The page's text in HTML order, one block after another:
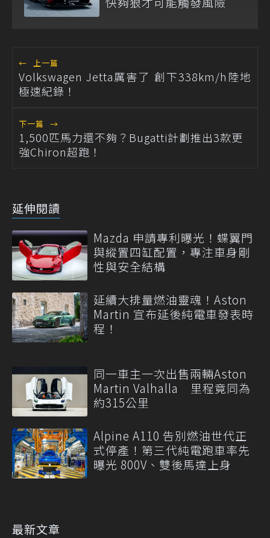
← 上一篇
Volkswagen Jetta厲害了 創下338km/h陸地
極速紀錄！
下一篇 →
1,500匹馬力還不夠？Bugatti計劃推出3款更
強Chiron超跑！
延伸閱讀
Mazda 申請專利曝光！蝶翼門
與縱置四缸配置，專注車身剛
性與安全結構
延續大排量燃油靈魂！Aston
Martin 宣布延後純電車發表時
程！
同一車主一次出售兩輛Aston
Martin Valhalla 里程竟同為
約315公里
Alpine A110 告別燃油世代正
式停產！第三代純電跑車率先
曝光 800V、雙後馬達上身
最新文章